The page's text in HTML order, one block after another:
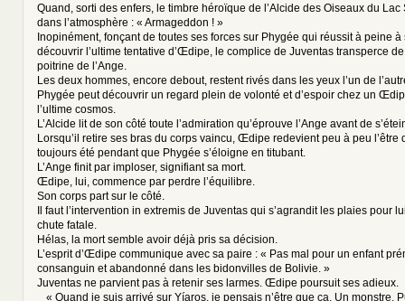
Quand, sorti des enfers, le timbre héroïque de l’Alcide des Oiseaux du Lac
dans l’atmosphère : « Armageddon ! »
Inopinément, fonçant de toutes ses forces sur Phygée qui réussit à peine
découvrir l’ultime tentative d’Œdipe, le complice de Juventas transperce
poitrine de l’Ange.
Les deux hommes, encore debout, restent rivés dans les yeux l’un de
Phygée peut découvrir un regard plein de volonté et d’espoir chez un
l’ultime cosmos.
L’Alcide lit de son côté toute l’admiration qu’éprouve l’Ange avant de
Lorsqu’il retire ses bras du corps vaincu, Œdipe redevient peu à peu l’être
toujours été pendant que Phygée s’éloigne en titubant.
L’Ange finit par imploser, signifiant sa mort.
Œdipe, lui, commence par perdre l’équilibre.
Son corps part sur le côté.
Il faut l’intervention in extremis de Juventas qui s’agrandit les plaies pour
chute fatale.
Hélas, la mort semble avoir déjà pris sa décision.
L’esprit d’Œdipe communique avec sa paire : « Pas mal pour un enfant
consanguin et abandonné dans les bidonvilles de Bolivie. »
Juventas ne parvient pas à retenir ses larmes. Œdipe poursuit ses adieux.
_ « Quand je suis arrivé sur Yíaros, je pensais n’être que ça. Un monstre.